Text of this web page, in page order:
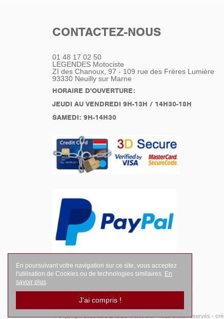
CONTACTEZ-NOUS
01 48 17 02 50
LEGENDES Motociste
ZI des Chanoux, 97 - 109 rue des Frères Lumière
93330 Neuilly sur Marne
HORAIRE D'OUVERTURE:
JEUDI AU VENDREDI 9H-13H / 14H30-18H
SAMEDI: 9H-14H30
© Copyright 2026LEGENDES Motociste- Tous droits réservés -
En poursuivant votre navigation sur ce site, vous acceptez
l'utilisation de Cookies ou de technologies similaires. En
savoir plus
J'ai compris !